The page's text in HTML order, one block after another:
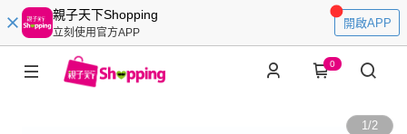
親子天下Shopping
立刻使用官方APP
開啟APP
0
1/2